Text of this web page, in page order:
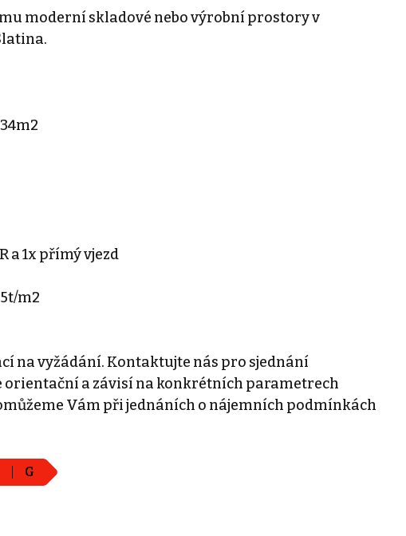
moderní skladové nebo výrobní prostory v
a 1x přímý vjezd
m2
na vyžádání. Kontaktujte nás pro sjednání
orientační a závisí na konkrétních parametrech
Vám při jednáních o nájemních podmínkách
G